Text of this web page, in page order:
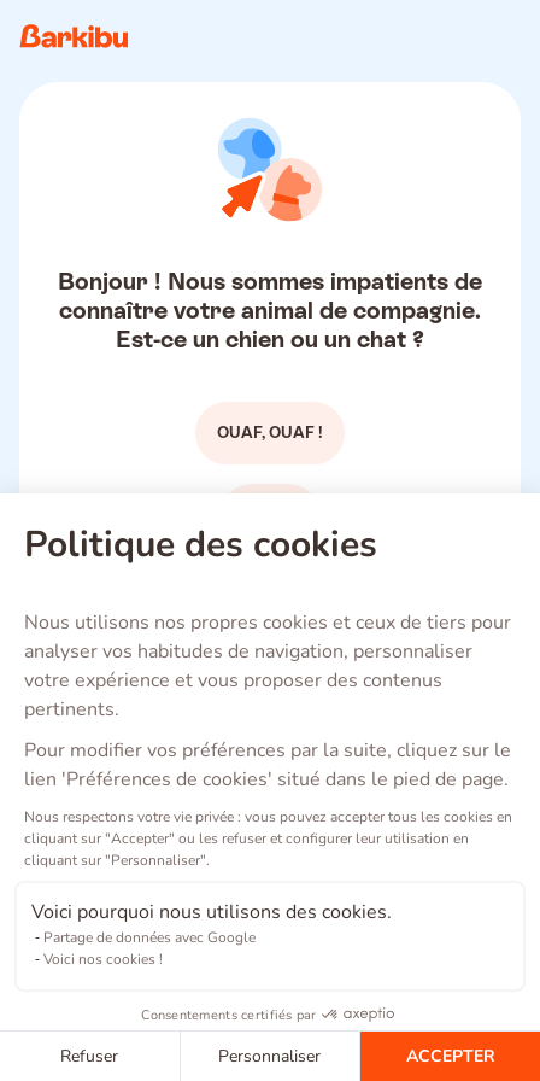
Politique des cookies
Nous utilisons nos propres cookies et ceux de tiers pour
analyser vos habitudes de navigation, personnaliser
votre expérience et vous proposer des contenus
pertinents.
Pour modifier vos préférences par la suite, cliquez sur le
lien 'Préférences de cookies' situé dans le pied de page.
Nous respectons votre vie privée : vous pouvez accepter tous les cookies en
cliquant sur "Accepter" ou les refuser et configurer leur utilisation en
cliquant sur "Personnaliser".
Voici pourquoi nous utilisons des cookies.
Partage de données avec Google
Voici nos cookies !
Consentements certifiés par
Refuser Personnaliser ACCEPTER
Bonjour ! Nous sommes impatients de
connaître votre animal de compagnie.
Est-ce un chien ou un chat ?
OUAF, OUAF !
Copyright ©2026